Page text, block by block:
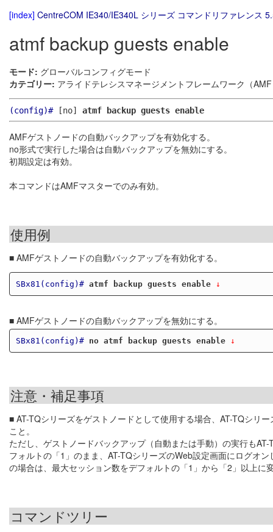
[index] CentreCOM IE340/IE340L シリーズ コマンドリファレンス
atmf backup guests enable
モード: グローバルコンフィグモード
カテゴリー: アライドテレシスマネージメントフレームワーク（
(config)#[no] atmf backup guests enable
AMFゲストノードの自動バックアップを有効化する。
no形式で実行した場合は自動バックアップを無効にする。
初期設定は有効。
本コマンドはAMFマスターでのみ有効。
使用例
■ AMFゲストノードの自動バックアップを有効化する。
SBx81(config)# atmf backup guests enable ↓
■ AMFゲストノードの自動バックアップを無効にする。
SBx81(config)# no atmf backup guests enable ↓
注意・補足事項
■ AT-TQシリーズをゲストノードとして使用する場合、AT-TQシリ
こと。
ただし、ゲストノードバックアップ（自動または手動）の実行も
フォルトの「1」のまま、AT-TQシリーズのWeb設定画面にログオ
の場合は、最大セッション数をデフォルトの「1」から「2」以上に
コマンドツリー